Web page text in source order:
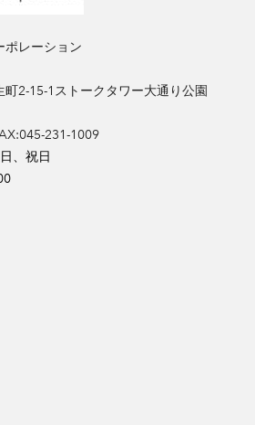
ポレーション
2-15-1ストークタワー大通り公園
231-1009
、祝日